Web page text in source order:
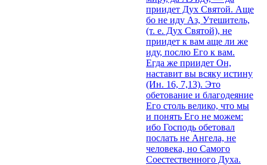
приидет Дух Святой. Аще
бо не иду Аз, Утешитель,
(т. е. Дух Святой), не
приидет к вам аще ли же
иду, послю Его к вам.
Егда же приидет Он,
наставит вы всяку истину
(Ин. 16, 7,13). Это
обетование и благодеяние
Его столь велико, что мы
и понять Его не можем:
ибо Господь обетовал
послать не Ангела, не
человека, но Самого
Соестественного Духа.